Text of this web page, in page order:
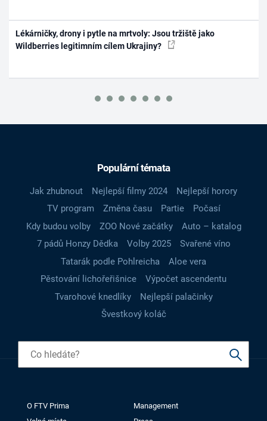
Lékárničky, drony i pytle na mrtvoly: Jsou tržiště jako
Wildberries legitimním cílem Ukrajiny?
Populární témata
Jak zhubnout Nejlepší filmy 2024
Nejlepší horory
TV program
Změna času Partie
Počasí
Kdy budou volby
ZOO Nové začátky
Auto – katalog
7 pádů Honzy Dědka
Volby 2025
Svařené víno
Tatarák podle Pohlreicha
Aloe vera
Pěstování lichořeřišnice
Výpočet ascendentu
Tvarohové knedlíky
Nejlepší palačinky
Švestkový koláč
O FTV Prima
Management